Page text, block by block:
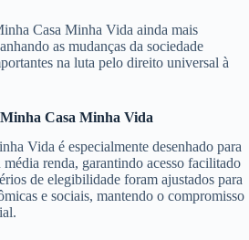
Casa Minha Vida ainda mais
as mudanças da sociedade
na luta pelo direito universal à
Casa Minha Vida
Vida é especialmente desenhado para
renda, garantindo acesso facilitado
de elegibilidade foram ajustados para
e sociais, mantendo o compromisso